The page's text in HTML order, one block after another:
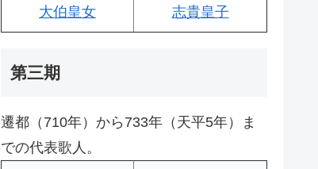
大伯皇女 志貴皇子
第三期
遷都（710年）から733年（天平5年）ま
での代表歌人。